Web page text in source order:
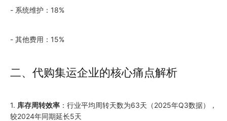
- 系统维护：18%
- 其他费用：15%
二、代购集运企业的核心痛点解析
1. 库存周转效率 ：行业平均周转天数为63天（2025年Q3数据），
较2024年同期延长5天